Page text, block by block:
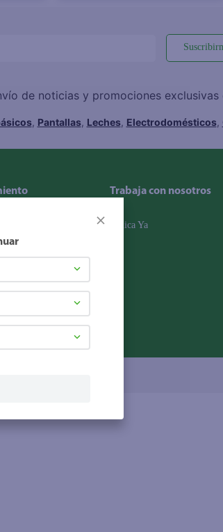
de noticias y promociones exclusivas
, Pantallas, Leches, Electrodomésticos,
Trabaja con nosotros
Aplica Ya